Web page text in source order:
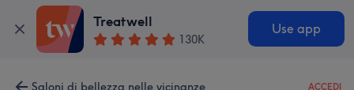
Treatwell
130K
Use app
Saloni di bellezza nelle vicinanze ACCEDI